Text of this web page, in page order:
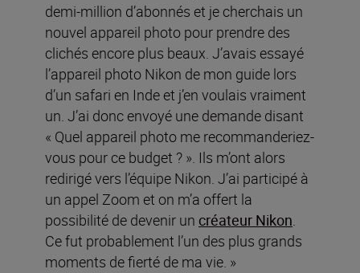
demi-million d’abonnés et je cherchais un
nouvel appareil photo pour prendre des
clichés encore plus beaux. J’avais essayé
l’appareil photo Nikon de mon guide lors
d’un safari en Inde et j’en voulais vraiment
un. J’ai donc envoyé une demande disant
« Quel appareil photo me recommanderiez-
vous pour ce budget ? ». Ils m’ont alors
redirigé vers l’équipe Nikon. J’ai participé à
un appel Zoom et on m’a offert la
possibilité de devenir un créateur Nikon.
Ce fut probablement l’un des plus grands
moments de fierté de ma vie. »